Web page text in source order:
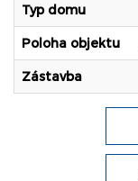
Typ domu
Poloha objektu
Zástavba